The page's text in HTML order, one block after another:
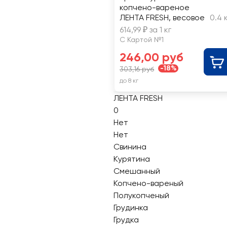
копчено-вареное
ЛЕНТА FRESH, весовое
0.4
614,99 ₽ за 1 кг
С Картой №1
246,00 руб
303,16 руб -18%
до 8 кг
ЛЕНТА FRESH
0
Нет
Нет
Свинина
Курятина
Смешанный
Копчено-вареный
Полукопченый
Грудинка
Грудка